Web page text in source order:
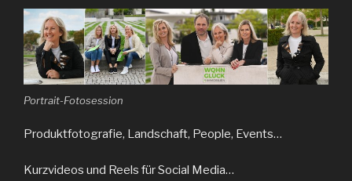
Portrait-Fotosession
Produktfotografie, Landschaft, People, Events…
Kurzvideos und Reels für Social Media…